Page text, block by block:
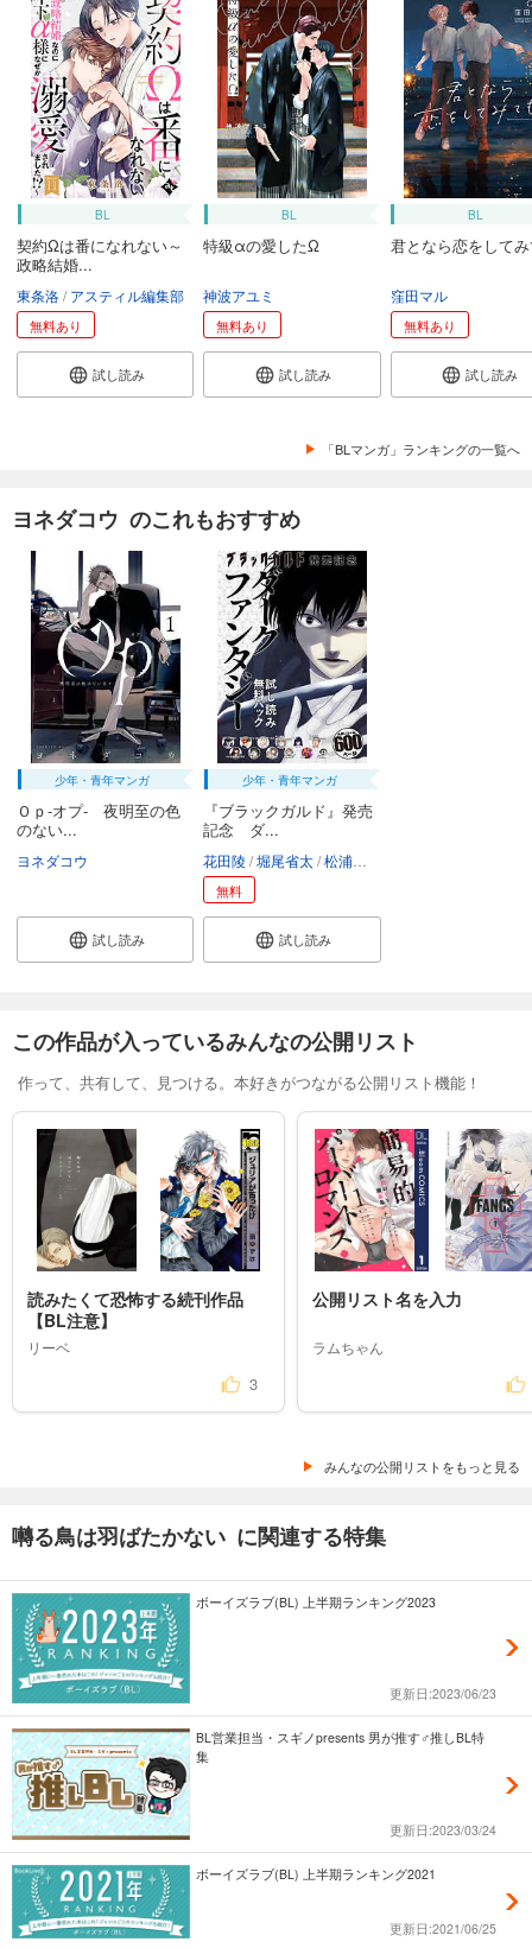
BL
契約Ωは番になれない～
政略結婚...
東条洛 アスティル編集部
無料あり
試し読み
BL
特級αの愛したΩ
神波アユミ
無料あり
試し読み
BL
君となら恋をして
窪田マル
無料あり
試し読み
「BLマンガ」ランキングの一覧へ
ヨネダコウ のこれもおすすめ
少年・青年マンガ
Ｏｐ‐オプ‐ 夜明至の色
のない...
ヨネダコウ
試し読み
少年・青年マンガ
『ブラックガルド』発売
記念 ダ...
花田陵 堀尾省太 松浦だるま
無料
試し読み
この作品が入っているみんなの公開リスト
作って、共有して、見つける。本好きがつながる公開リスト機能！
読みたくて恐怖する続刊作品
【BL注意】
リーベ
3
公開リスト名を入力
ラムちゃん
みんなの公開リストをもっと見る
囀る鳥は羽ばたかない に関連する特集
ボーイズラブ(BL) 上半期ランキング2023
更新日:2023/06/23
BL営業担当・スギノpresents 男が推す♂推しBL特
集
更新日:2023/03/24
ボーイズラブ(BL) 上半期ランキング2021
更新日:2021/06/25